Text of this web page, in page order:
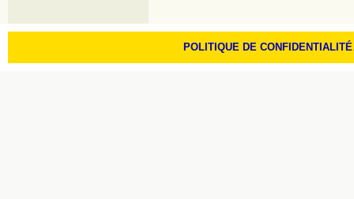
POLITIQUE DE CONFIDENTIALITÉ